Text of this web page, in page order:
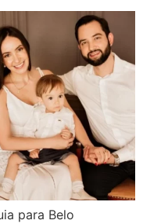
para Belo